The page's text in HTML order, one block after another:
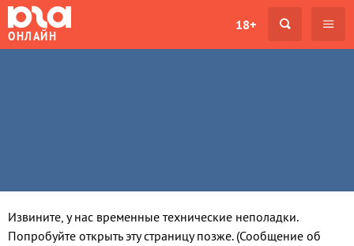
ОНЛАЙН
18+
Извините, у нас временные технические неполадки.
Попробуйте открыть эту страницу позже. (Сообщение об